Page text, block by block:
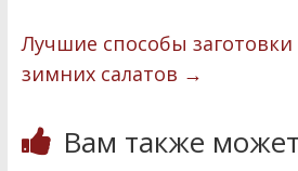
и
ь
Лучшие способы заготовки
зимних салатов →
Вам также может